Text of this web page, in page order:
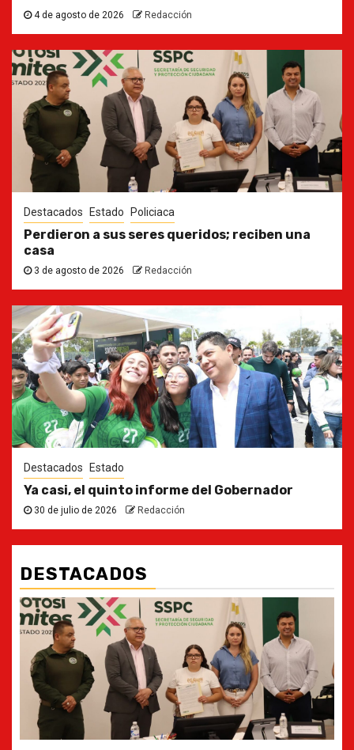
4 de agosto de 2026 Redacción
Destacados Estado Policiaca
Perdieron a sus seres queridos; reciben una
casa
3 de agosto de 2026 Redacción
Destacados Estado
Ya casi, el quinto informe del Gobernador
30 de julio de 2026 Redacción
DESTACADOS